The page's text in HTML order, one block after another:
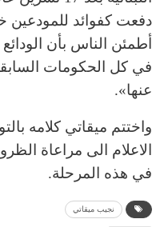
دفعت كفوائد للمودعين
أطمئن الناس بأن
في كل الحكومات
عنها».
واختتم ميقاتي كلامه
الاعلام الى مراعاة
في هذه المرحلة.
نجيب ميقاتي